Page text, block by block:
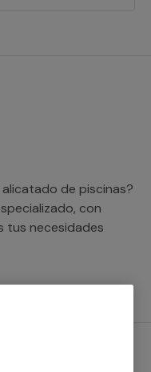
de piscinas?
con
tus necesidades